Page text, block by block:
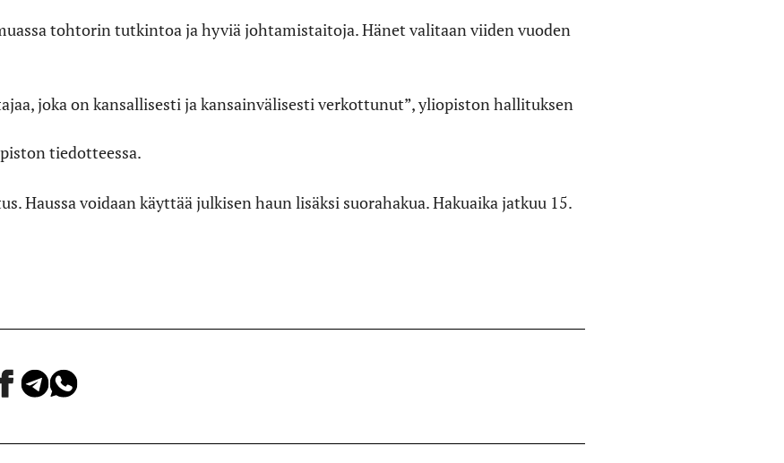
tohtorin tutkintoa ja hyviä johtamistaitoja. Hänet valitaan viiden vuoden
joka on kansallisesti ja kansainvälisesti verkottunut”, yliopiston hallituksen
tiedotteessa.
Haussa voidaan käyttää julkisen haun lisäksi suorahakua. Hakuaika jatkuu 15.
Jaa Jaa